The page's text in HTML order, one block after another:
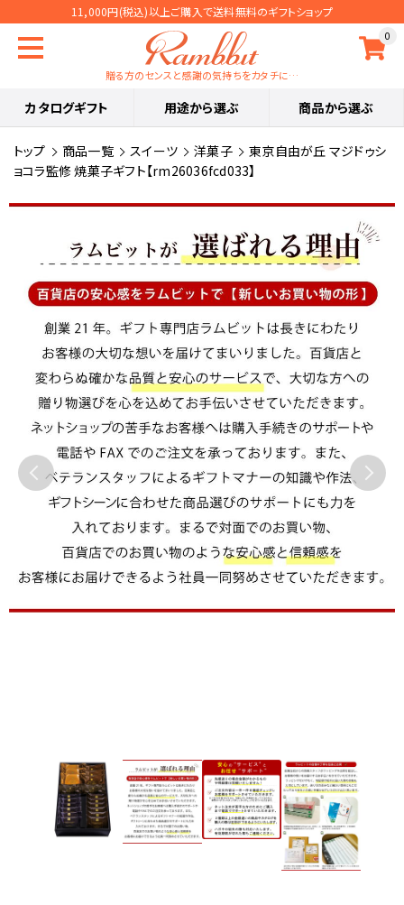
11,000円(税込)以上ご購入で送料無料のギフトショップ
0
贈る方のセンスと感謝の気持ちをカタチに…
カタログギフト 用途から選ぶ 商品から選ぶ
トップ 商品一覧 スイーツ 洋菓子
東京自由が丘 マジドゥシ
ョコラ監修 焼菓子ギフト【rm26036fcd033】